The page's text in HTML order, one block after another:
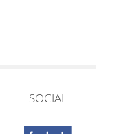
SOCIAL